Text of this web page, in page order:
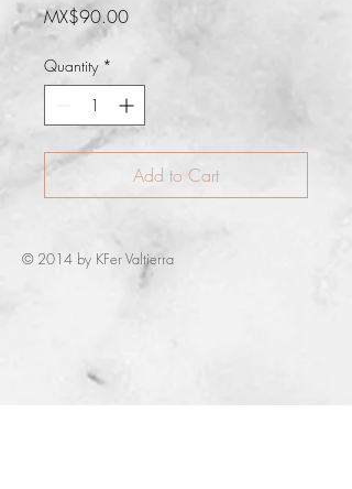
MX$90.00Price
Quantity *
Add to Cart
© 2014 by KFer Valtierra